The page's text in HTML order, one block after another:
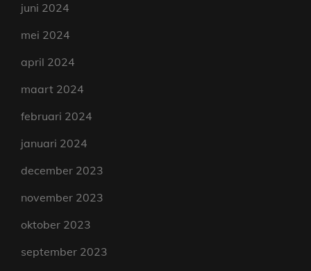
juni 2024
mei 2024
april 2024
maart 2024
februari 2024
januari 2024
december 2023
november 2023
oktober 2023
september 2023